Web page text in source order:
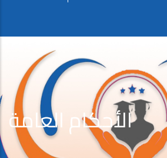
الأحكام العامة